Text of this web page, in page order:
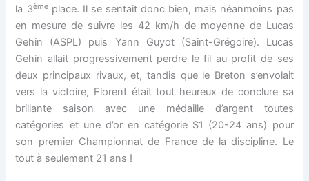
la 3èmeplace. Il se sentait donc bien, mais néanmoins pas
en mesure de suivre les 42 km/h de moyenne de Lucas
Gehin (ASPL) puis Yann Guyot (Saint-Grégoire). Lucas
Gehin allait progressivement perdre le fil au profit de ses
deux principaux rivaux, et, tandis que le Breton s’envolait
vers la victoire, Florent était tout heureux de conclure sa
brillante saison avec une médaille d’argent toutes
catégories et une d’or en catégorie S1 (20-24 ans) pour
son premier Championnat de France de la discipline. Le
tout à seulement 21 ans !